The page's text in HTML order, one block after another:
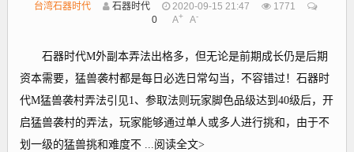
台湾石器时代 石器时代 2020-09-15 21:47
1771
0
A+ A-
石器时代M外副本弄法出格多，但无论是前期成长仍是后期
资本需要，猛兽袭村都是每日必选日常勾当，不容错过！石器时
代M猛兽袭村弄法引见1、参取法则玩家脚色品级达到40级后，开
启猛兽袭村的弄法，玩家能够通过单人或多人进行挑和，由于不
划一级的猛兽挑和难度不 ...阅读全文>